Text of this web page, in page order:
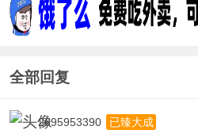
全部回复
2695953390 已臻大成